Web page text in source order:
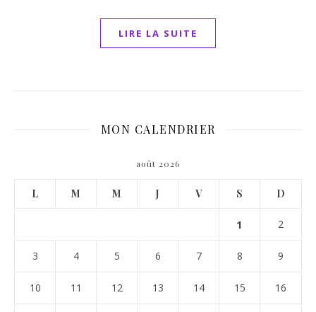
LIRE LA SUITE
MON CALENDRIER
août 2026
L M M J V S D
1 2
3 4 5 6 7 8 9
10 11 12 13 14 15 16